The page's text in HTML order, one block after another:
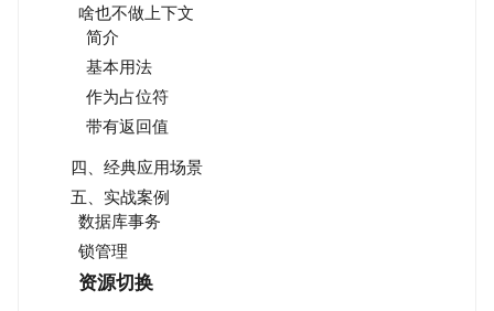
啥也不做上下文
简介
基本用法
作为占位符
带有返回值
四、经典应用场景
五、实战案例
数据库事务
锁管理
资源切换